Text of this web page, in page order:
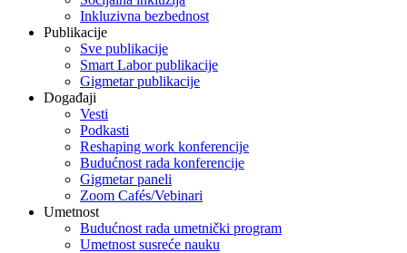
Inkluzivna bezbednost
Publikacije
Sve publikacije
Smart Labor publikacije
Gigmetar publikacije
Događaji
Vesti
Podkasti
Reshaping work konferencije
Budućnost rada konferencije
Gigmetar paneli
Zoom Cafés/Vebinari
Umetnost
Budućnost rada umetnički program
Umetnost susreće nauku